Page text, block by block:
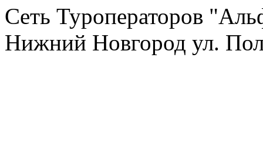
Сеть Туроператоров
Нижний Новгород ул.